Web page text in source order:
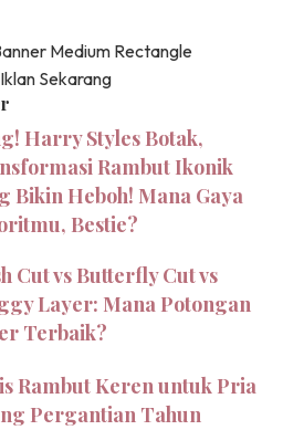
Medium Rectangle
Sekarang
Harry Styles Botak,
Rambut Ikonik
Bikin Heboh! Mana Gaya
Bestie?
Cut vs Butterfly Cut vs
Layer: Mana Potongan
Terbaik?
Rambut Keren untuk Pria
Pergantian Tahun